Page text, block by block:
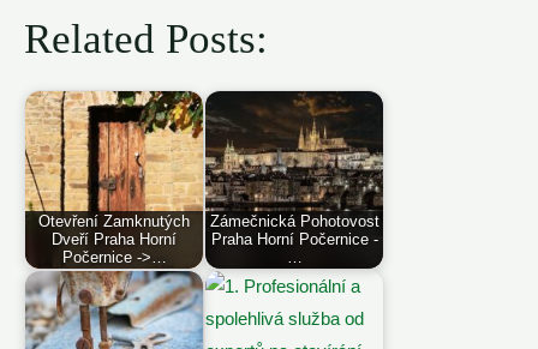
Related Posts:
Otevření Zamknutých
Dveří Praha Horní
Počernice ->…
Zámečnická Pohotovost
Praha Horní Počernice -
…